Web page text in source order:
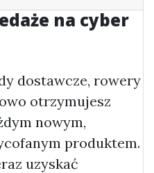
na cyber
dostawcze, rowery
otrzymujesz
nowym,
produktem.
uzyskać